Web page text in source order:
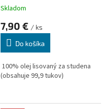
Skladom
7,90 € / ks
Do košíka
100% olej lisovaný za studena
(obsahuje 99,9 tukov)